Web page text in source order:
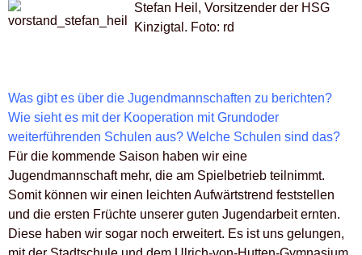
Stefan Heil, Vorsitzender der HSG
Kinzigtal. Foto: rd
Was gibt es über die Jugendmannschaften zu berichten?
Wie sieht es mit der Kooperation mit Grundoder
weiterführenden Schulen aus? Welche Schulen sind das?
Für die kommende Saison haben wir eine
Jugendmannschaft mehr, die am Spielbetrieb teilnimmt.
Somit können wir einen leichten Aufwärtstrend feststellen
und die ersten Früchte unserer guten Jugendarbeit ernten.
Diese haben wir sogar noch erweitert. Es ist uns gelungen,